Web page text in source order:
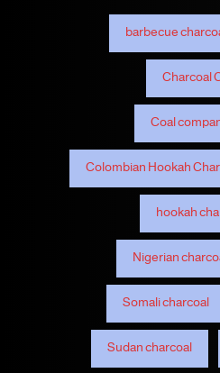
barbecue
Charcoal
Coal
Colombian Hookah
hookah
Nigerian
Somali charcoal
Sudan charcoal